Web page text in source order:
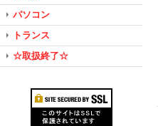
パソコン
トランス
☆取扱終了☆